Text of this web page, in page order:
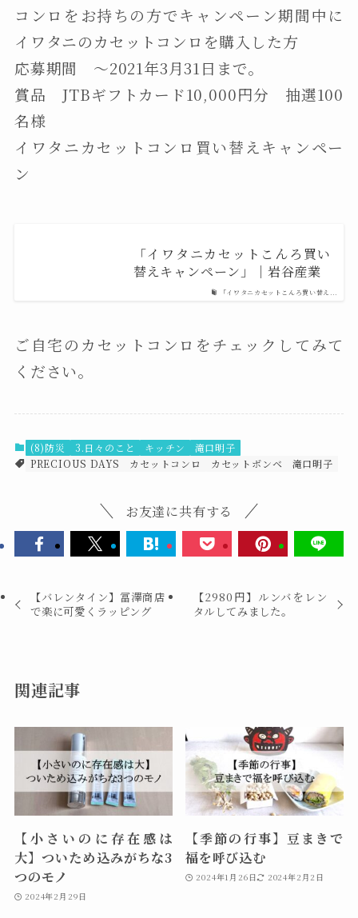
コンロをお持ちの方でキャンペーン期間中に
イワタニのカセットコンロを購入した方
応募期間 〜2021年3月31日まで。
賞品 JTBギフトカード10,000円分 抽選100
名様
イワタニカセットコンロ買い替えキャンペー
ン
「イワタニカセットこんろ買い替え...
「イワタニカセットこんろ買い
替えキャンペーン」｜岩谷産業
ご自宅のカセットコンロをチェックしてみて
ください。
(8)防災 3.日々のこと キッチン
滝口明子
PRECIOUS DAYS
カセットコンロ カセットボンベ 滝口明子
お友達に共有する
【バレンタイン】冨澤商店
で楽に可愛くラッピング
【2980円】ルンバをレン
タルしてみました。
関連記事
【小さいのに存在感は
大】ついため込みがちな3
つのモノ
2024年2月29日
【季節の行事】豆まきで
福を呼び込む
2024年1月26日 2024年2月2日